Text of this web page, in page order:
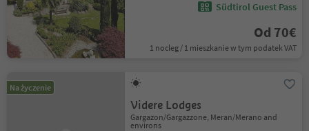
Südtirol Guest Pass
Od 70€
1 nocleg / 1 mieszkanie w tym podatek VAT
Na życzenie
Videre Lodges
Gargazon/Gargazzone, Meran/Merano and
environs